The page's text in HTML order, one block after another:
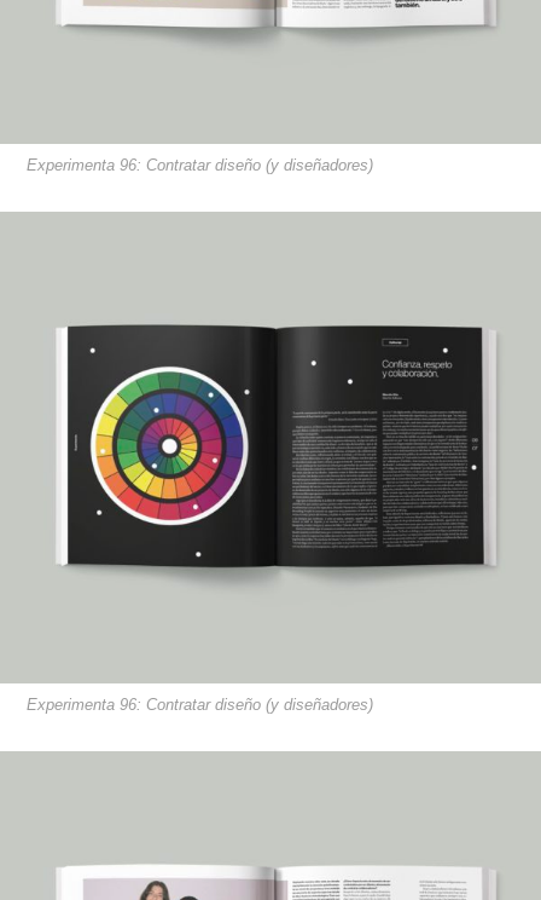
Experimenta 96: Contratar diseño (y diseñadores)
Experimenta 96: Contratar diseño (y diseñadores)